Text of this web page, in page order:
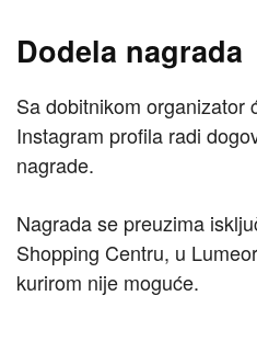
Dodela nagrada
Sa dobitnikom organizator
Instagram profila radi
nagrade.
Nagrada se preuzima
Shopping Centru, u
kurirom nije moguće.